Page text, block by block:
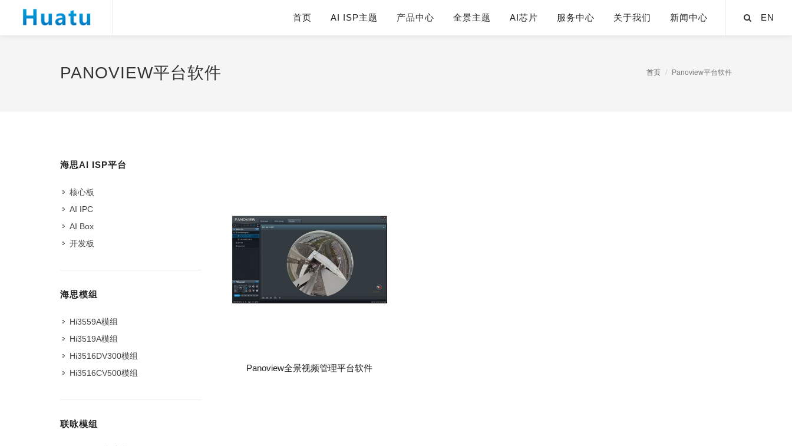
首页 AI ISP主题 产品中心 全景主题 AI芯片 服务中心 关于我们 新闻中心 EN
PANOVIEW平台软件 首页 Panoview平台软件
Panoview全景视频管理平台软件
海思AI ISP平台
核心板
AI IPC
AI Box
开发板
海思模组
Hi3559A模组
Hi3519A模组
Hi3516DV300模组
Hi3516CV500模组
联咏模组